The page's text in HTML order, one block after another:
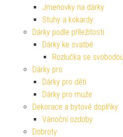
Jmenovky na dárky
Stuhy a kokardy
Dárky podle příležitosti
Dárky ke svatbě
Rozlučka se svobodou
Dárky pro
Dárky pro děti
Dárky pro muže
Dekorace a bytové doplňky
Vánoční ozdoby
Dobroty